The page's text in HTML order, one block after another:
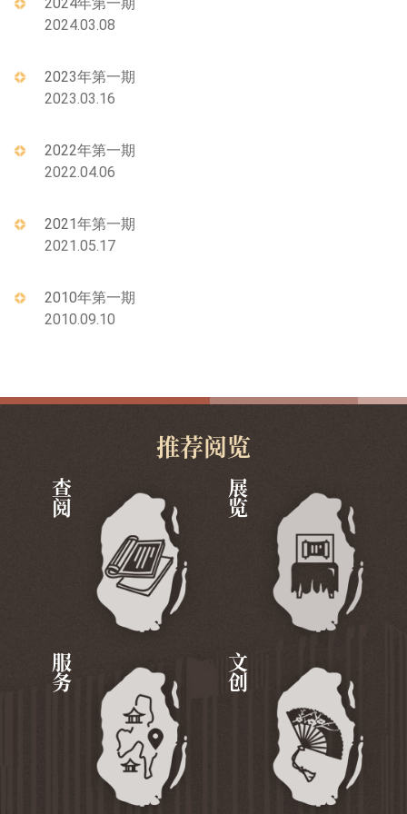
2024.03.08
2023年第一期
2023.03.16
2022年第一期
2022.04.06
2021年第一期
2021.05.17
2010年第一期
2010.09.10
推荐阅览
查阅 展览
服务 文创